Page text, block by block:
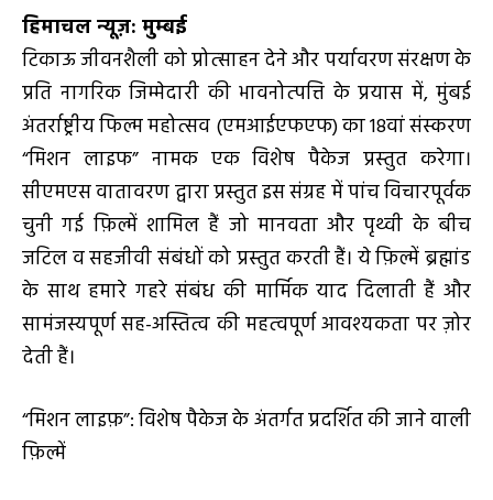
हिमाचल न्यूज़: मुम्बई
टिकाऊ जीवनशैली को प्रोत्‍साहन देने और पर्यावरण संरक्षण के
प्रति नागरिक जिम्मेदारी की भावनोत्‍पत्ति के प्रयास में, मुंबई
अंतर्राष्ट्रीय फिल्म महोत्सव (एमआईएफएफ) का 18वां संस्करण
“मिशन लाइफ” नामक एक विशेष पैकेज प्रस्‍तुत करेगा।
सीएमएस वातावरण द्वारा प्रस्तुत इस संग्रह में पांच विचारपूर्वक
चुनी गई फ़िल्में शामिल हैं जो मानवता और पृथ्‍वी के बीच
जटिल व सहजीवी संबंधों को प्रस्‍तुत करती हैं। ये फ़िल्में ब्रह्मांड
के साथ हमारे गहरे संबंध की मार्मिक याद दिलाती हैं और
सामंजस्यपूर्ण सह-अस्तित्व की महत्‍वपूर्ण आवश्यकता पर ज़ोर
देती हैं।
“मिशन लाइफ़”: विशेष पैकेज के अंतर्गत प्रदर्शित की जाने वाली
फ़िल्में